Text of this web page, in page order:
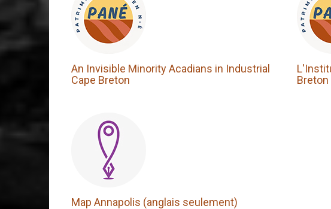
An Invisible Minority Acadians in Industrial
Cape Breton
Breton
Map Annapolis (anglais seulement)